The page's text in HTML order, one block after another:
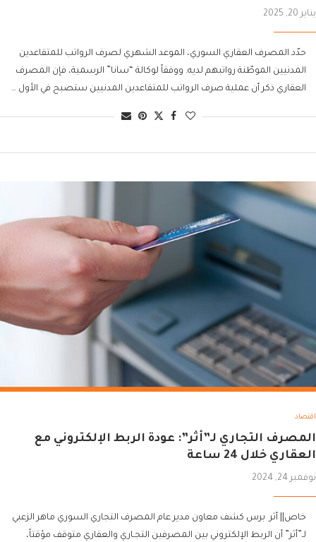
يناير 20, 2025
حدّد المصرف العقاري السوري، الموعد الشهري لصرف الرواتب للمتقاعدين
المدنيين الموطّنة رواتبهم لديه. ووفقاً لوكالة “سانا” الرسمية، فإن المصرف
العقاري ذكر أن عملية صرف الرواتب للمتقاعدين المدنيين ستصبح في الأول …
اقتصاد
المصرف التجاري لـ”أثر”: عودة الربط الإلكتروني مع
العقاري خلال 24 ساعة
نوفمبر 24, 2024
خاص|| أثر برس كشف معاون مدير عام المصرف التجاري السوري ماهر الزعبي
لـ”أثر” أن الربط الإلكتروني بين المصرفين التجـاري والعقاري متوقف مؤقتاً،